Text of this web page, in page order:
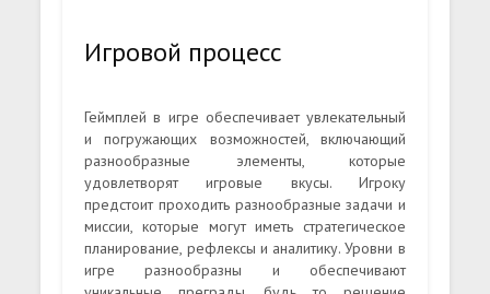
Игровой процесс
Геймплей в игре обеспечивает увлекательный
и погружающих возможностей, включающий
разнообразные элементы, которые
удовлетворят игровые вкусы. Игроку
предстоит проходить разнообразные задачи и
миссии, которые могут иметь стратегическое
планирование, рефлексы и аналитику. Уровни в
игре разнообразны и обеспечивают